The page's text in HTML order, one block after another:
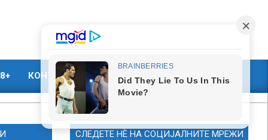
КОНТАКТ МАРКЕТИНГ
СЛЕДЕТЕ НЀ НА СОЦИЈАЛНИТЕ МРЕЖИ